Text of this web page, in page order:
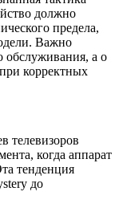
должно
предела,
Важно
обслуживания, а о
корректных
телевизоров
когда аппарат
тенденция
до